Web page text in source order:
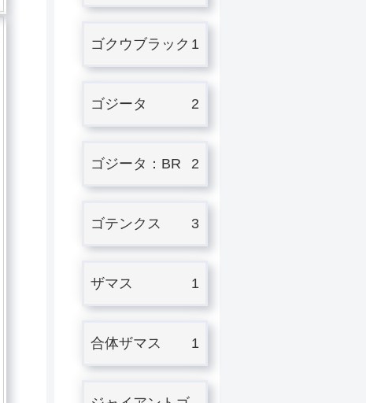
ゴクウブラック 1
ゴジータ 2
ゴジータ：BR 2
ゴテンクス 3
ザマス 1
合体ザマス 1